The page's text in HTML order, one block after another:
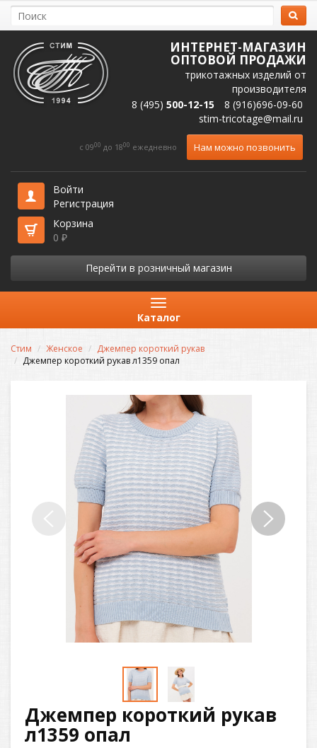
ИНТЕРНЕТ-МАГАЗИН
ОПТОВОЙ ПРОДАЖИ
трикотажных изделий от
производителя
8 (495) 500-12-15
8 (916)696-09-60
stim-tricotage@mail.ru
c 0900 до 1800 ежедневно Нам можно позвонить
Войти
Регистрация
Корзина
0 ₽
Перейти в розничный магазин
Каталог
Стим Женское
Джемпер короткий рукав
Джемпер короткий рукав л1359 опал
Джемпер короткий рукав
л1359 опал